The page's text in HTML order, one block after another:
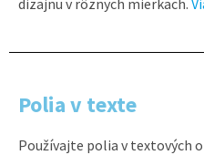
Polia v texte
Používajte polia v textových